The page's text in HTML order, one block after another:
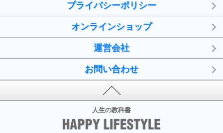
プライバシーポリシー
オンラインショップ
運営会社
お問い合わせ
人生の教科書